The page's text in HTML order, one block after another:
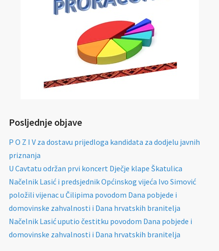
Posljednje objave
P O Z I V za dostavu prijedloga kandidata za dodjelu javnih
priznanja
U Cavtatu održan prvi koncert Dječje klape Škatulica
Načelnik Lasić i predsjednik Općinskog vijeća Ivo Simović
položili vijenac u Čilipima povodom Dana pobjede i
domovinske zahvalnosti i Dana hrvatskih branitelja
Načelnik Lasić uputio čestitku povodom Dana pobjede i
domovinske zahvalnosti i Dana hrvatskih branitelja